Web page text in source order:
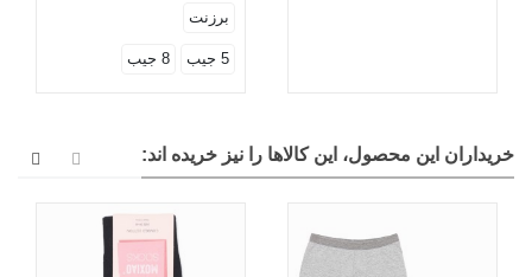
برزنت
5 جیب 8 جیب
خریداران این محصول، این کالاها را نیز خریده اند: